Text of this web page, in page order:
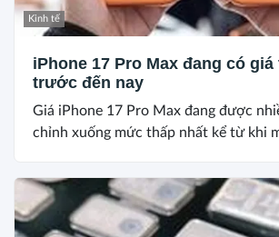
Kinh tế
iPhone 17 Pro Max đang có
trước đến nay
Giá iPhone 17 Pro Max đang được
chỉnh xuống mức thấp nhất kể từ khi